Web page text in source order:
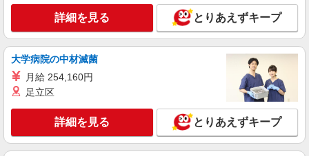
株式会社kotrio /●KB-H-1879588
落ち着いた少人数環境/グループホームで暮ら
しの手伝い◆週3〜OK
時給1550円〜2187円 ＜日払い有/週払い有/交
通費全支給(ガソリン代含む)＞
詳細を見る
派遣社員
詳細を見る とりあえずキープ
大学病院の中材滅菌
月給 254,160円
足立区
詳細を見る とりあえずキープ